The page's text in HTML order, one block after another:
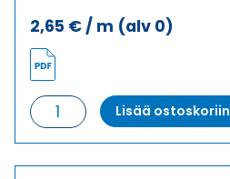
2,65 € / m (alv 0)
Ohjauskaapeli
ÖPVC-
JB
Lisää ostoskoriin